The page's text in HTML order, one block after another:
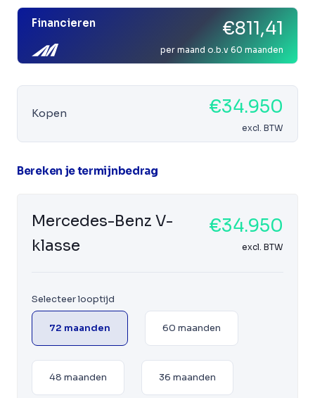
Financieren €811,41
per maand o.b.v 60 maanden
Kopen €34.950
excl. BTW
Bereken je termijnbedrag
Mercedes-Benz V-
klasse
€34.950
excl. BTW
Selecteer looptijd
72 maanden 60 maanden
48 maanden 36 maanden